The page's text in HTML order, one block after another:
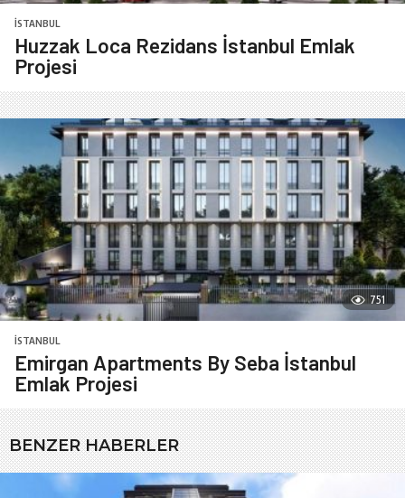
İSTANBUL
Huzzak Loca Rezidans İstanbul Emlak
Projesi
751
İSTANBUL
Emirgan Apartments By Seba İstanbul
Emlak Projesi
BENZER HABERLER